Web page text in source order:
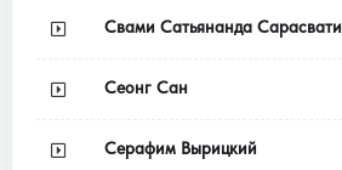
Свами Сатьянанда Сарасвати
Сеонг Сан
Серафим Вырицкий